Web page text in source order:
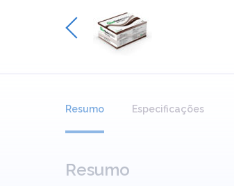
Resumo Especificações
Resumo